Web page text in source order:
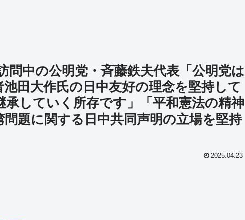
問中の公明党・斉藤鉄夫代表「公明党は
田大作氏の日中友好の理念を堅持して
していく所存です」「平和憲法の精神
題に関する日中共同声明の立場を堅持
2025.04.23